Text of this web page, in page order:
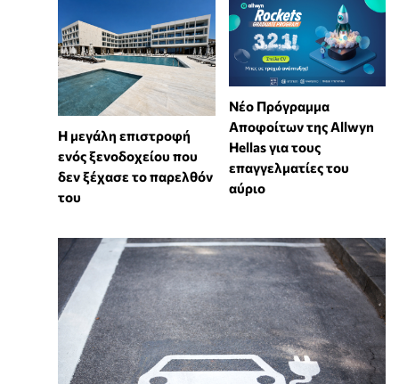
Η μεγάλη επιστροφή
ενός ξενοδοχείου που
δεν ξέχασε το παρελθόν
του
Νέο Πρόγραμμα
Αποφοίτων της Allwyn
Hellas για τους
επαγγελματίες του
αύριο